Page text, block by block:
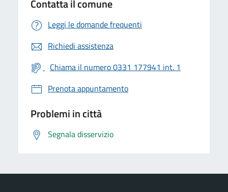
Contatta il comune
Leggi le domande frequenti
Richiedi assistenza
Chiama il numero 0331 177941 int. 1
Prenota appuntamento
Problemi in città
Segnala disservizio